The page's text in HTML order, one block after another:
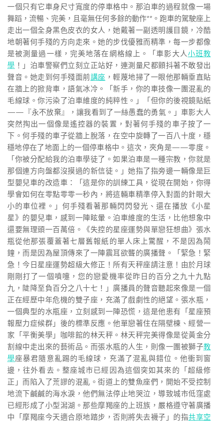
一個只有它車身尺寸寬度的停車格中。那泊車的過程就像一場
舞蹈，流暢、完美，且毫無任何多餘的動作**。跑車的駕駛座上
走出一個全身黑色皮衣的女人，她戴著一副透明護目鏡，冷酷
地朝著何手殘的方向走來。她的步伐優雅而精準，每一步都像
是被測量過一樣，完美地落在網格線上。「車影大人小班教
學 ！」泊車警察們立刻立正站好，連測量尺都顫抖著不敢發出
聲音。她走到何手殘面前講座 ，輕蔑地掃了一眼他那輛垂直貼
在牆上的掀背車，語氣冰冷。「新手，你的車技像一團混亂的
毛線球。你污染了泊車維度的純粹性。」「但你的後視鏡貼紙
——『永不放棄』，讓我看到了一絲愚蠢的勇氣。」車影大人
突然掏出一個像是遙控器的裝置，對著何手殘的車子按了一
下。何手殘的車子從牆上脫落，在空中旋轉了一百八十度，穩
穩地停在了地面上的一個停車格中。這次，夾角是——零度。
「你被分配給我的泊車學徒了。如果泊車是一種宗教，你就是
那個連方向盤都沒摸過的新信徒。」她指了指旁邊一輛像是巨
型嬰兒車的改造車：「這是你的訓練工具，從現在開始，你得
學會如何在零點零零一秒內，將這輛車精準停入對面的針眼大
小的車位裡。」何手殘看著那輛閃閃發光、還在播放《小星
星》的嬰兒車，感到一陣眩暈。泊車維度的生活，比他想象中
還要無理頭一百萬倍。《失控的星座運勢與單戀狂想曲》張水
瓶從他那張覆蓋著七層舊報紙的單人床上驚醒，不是因為鬧
鐘，而是因為屋頂傳來了一陣震耳欲聾的廣播聲。「緊急！緊
急！今日星座運勢超級大修正！所有天秤座請注意！由於月球
剛剛打了一個噴嚏，您的戀愛機率從昨日的百分之九十九點
九，陡降至負百分之八十七！」廣播員的聲音聽起來像是一個
正在經歷中年危機的雙子座，充滿了戲劇性的絕望。張水瓶，
一個典型的水瓶座，立刻感到一陣恐慌，這是他患有「星座預
報壓力症候群」後的標準反應。他單戀著住在隔壁棟、經營一
家「平衡美學」咖啡館的林天秤。林天秤完美得像是從黃金分
割線中走出來的藝術品。而張水瓶的人生，則像一團被獅子教
學座暴君隨意亂踢的毛線球，充滿了混亂與錯位。他衝到窗
邊，往外看去。整座城市已經因為這個突如其來的「超級修
正」而陷入了荒謬的混亂。街道上的雙魚座們，開始不受控制
地流下鹹鹹的海水淚，他們無法停止地哭泣，導致城市低窪處
已經形成了小型潟湖。那些摩羯座的上班族，嚴格遵守著廣播
中「摩羯座今天適合原地踏步，否則將失去襪子」的指共享空